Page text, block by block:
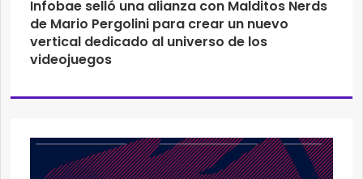
Infobae selló una alianza con Malditos Nerds
de Mario Pergolini para crear un nuevo
vertical dedicado al universo de los
videojuegos